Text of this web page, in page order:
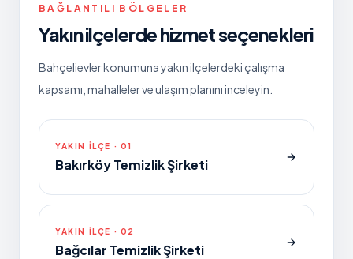
BAĞLANTILI BÖLGELER
Yakın ilçelerde hizmet seçenekleri
Bahçelievlerkonumuna yakın ilçelerdeki çalışma
kapsamı, mahalleler ve ulaşım planını inceleyin.
YAKIN ILÇE · 01
Bakırköy Temizlik Şirketi
YAKIN ILÇE · 02
Bağcılar Temizlik Şirketi